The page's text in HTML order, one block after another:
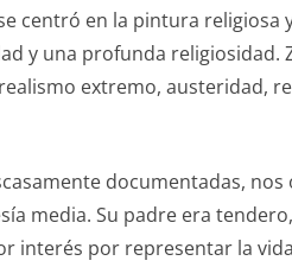
centró en la pintura
y una profunda religiosidad.
extremo, austeridad,
documentadas,
media. Su padre era
interés por representar la